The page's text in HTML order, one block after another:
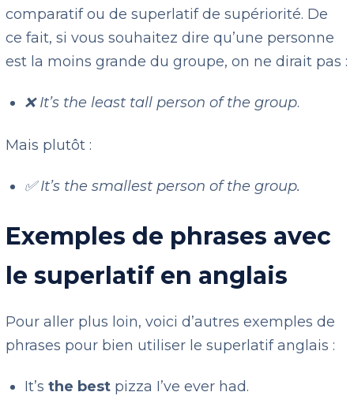
comparatif ou de superlatif de supériorité. De
ce fait, si vous souhaitez dire qu’une personne
est la moins grande du groupe, on ne dirait pas :
❌ It’s the least tall person of the group.
Mais plutôt :
✅ It’s the smallest person of the group.
Exemples de phrases avec
le superlatif en anglais
Pour aller plus loin, voici d’autres exemples de
phrases pour bien utiliser le superlatif anglais :
It’s the bestpizza I’ve ever had.